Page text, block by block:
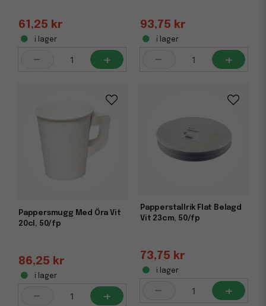
61,25 kr
i lager
- +
93,75 kr
i lager
- +
Pappersmugg Med Öra Vit
20cl, 50/fp
86,25 kr
i lager
- +
Papperstallrik Flat Belagd
Vit 23cm, 50/fp
73,75 kr
i lager
- +